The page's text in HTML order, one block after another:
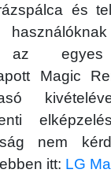
és
az egyes
Magic
nem
itt: LG